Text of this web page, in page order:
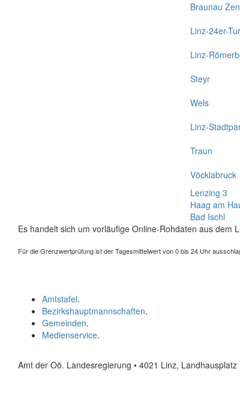
Braunau
Linz-24er-
Linz-
Steyr
Wels
Linz-
Traun
Vöcklabruck
Lenzing 3
Haag am
Bad Ischl
Es handelt sich um vorläufige Online-Rohdaten aus dem
Für die Grenzwertprüfung ist der Tagesmittelwert von 0 bis 24 Uhr
Amtstafel.
Bezirkshauptmannschaften.
Gemeinden.
Medienservice.
Amt der Oö. Landesregierung • 4021 Linz, Landhausplatz